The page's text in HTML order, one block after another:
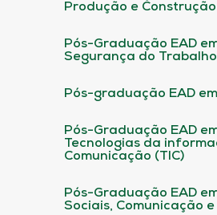
Produção e Construção
Pós-Graduação EAD
Segurança do Trabalho
Pós-graduação EAD
Pós-Graduação EAD
Tecnologias da
Comunicação (TIC)
Pós-Graduação EAD
Sociais, Comunicação